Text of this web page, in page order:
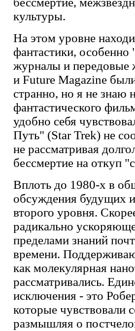
культуры.
На этом уровне
фантастики,
журналы и передовые
и Future Magazine
странно, но я не знаю
фантастического
удобно себя
Путь" (Star Trek) не
не рассматривая
бессмертие на откуп
Вплоть до 1980-х в
обсуждения будущих
второго уровня.
радикально
пределами знаний
времени.
как молекулярная
рассматривались.
исключения - это
которые чувствовали
размышляя о